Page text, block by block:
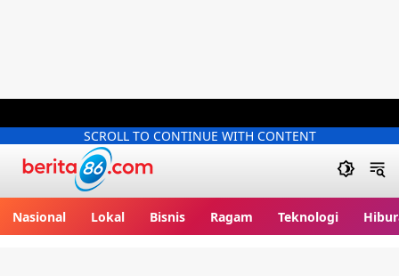
SCROLL TO CONTINUE WITH CONTENT
Nasional Lokal Bisnis Ragam Teknologi